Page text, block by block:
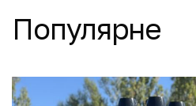
Популярне